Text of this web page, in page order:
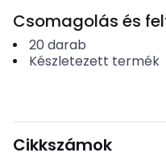
Csomagolás és
20 darab
Készletezett termék
Cikkszámok